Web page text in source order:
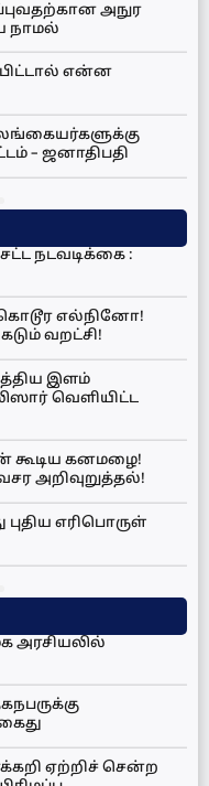
அநுர
நாமல்
என்ன
இலங்கையர்களுக்கு
– ஜனாதிபதி
நடவடிக்கை :
கொடூர எல்நினோ!
வறட்சி!
இளம்
வெளியிட்ட
கூடிய கனமழை!
அறிவுறுத்தல்!
புதிய எரிபொருள்
அரசியலில்
ஏற்றிச் சென்ற